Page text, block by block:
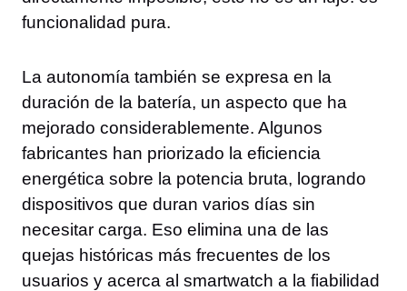
funcionalidad pura.
La autonomía también se expresa en la
duración de la batería, un aspecto que ha
mejorado considerablemente. Algunos
fabricantes han priorizado la eficiencia
energética sobre la potencia bruta, logrando
dispositivos que duran varios días sin
necesitar carga. Eso elimina una de las
quejas históricas más frecuentes de los
usuarios y acerca al smartwatch a la fiabilidad